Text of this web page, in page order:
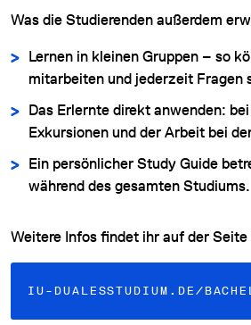
Was die Studierenden außerdem
Lernen in kleinen Gruppen – so
mitarbeiten und jederzeit Fragen
Das Erlernte direkt anwenden:
Exkursionen und der Arbeit bei
Ein persönlicher Study Guide
während des gesamten Studiums.
Weitere Infos findet ihr auf der Seite
IU-DUALESSTUDIUM.DE/